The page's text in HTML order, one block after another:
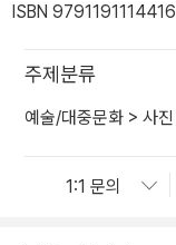
ISBN 9791191114416
주제분류
예술/대중문화 > 사진